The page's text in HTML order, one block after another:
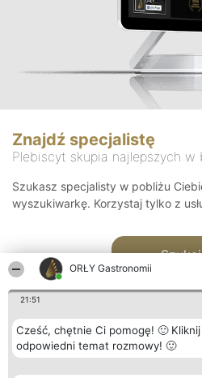
ORŁY Gastronomii
21:51
Cześć, chętnie Ci pomogę! 🙂
odpowiedni temat rozmowy! 🙂
Znajdź specjalistę
Plebiscyt skupia najlepszych w
Szukasz specjalisty w pobliżu
wyszukiwarkę. Korzystaj tylko z
Szukaj
Organizator plebiscytu Plebiscyt